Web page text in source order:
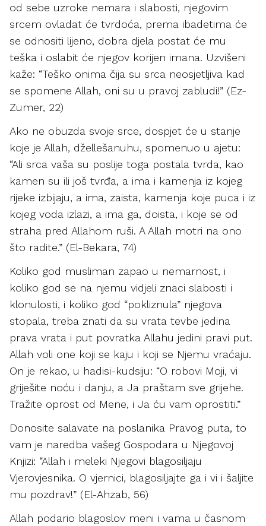
od sebe uzroke nemara i slabosti, njegovim
srcem ovladat će tvrdoća, prema ibadetima će
se odnositi lijeno, dobra djela postat će mu
teška i oslabit će njegov korijen imana. Uzvišeni
kaže: “Teško onima čija su srca neosjetljiva kad
se spomene Allah, oni su u pravoj zabludi!” (Ez-
Zumer, 22)
Ako ne obuzda svoje srce, dospjet će u stanje
koje je Allah, džellešanuhu, spomenuo u ajetu:
“Ali srca vaša su poslije toga postala tvrda, kao
kamen su ili još tvrđa, a ima i kamenja iz kojeg
rijeke izbijaju, a ima, zaista, kamenja koje puca i iz
kojeg voda izlazi, a ima ga, doista, i koje se od
straha pred Allahom ruši. A Allah motri na ono
što radite.” (El-Bekara, 74)
Koliko god musliman zapao u nemarnost, i
koliko god se na njemu vidjeli znaci slabosti i
klonulosti, i koliko god “pokliznula” njegova
stopala, treba znati da su vrata tevbe jedina
prava vrata i put povratka Allahu jedini pravi put.
Allah voli one koji se kaju i koji se Njemu vraćaju.
On je rekao, u hadisi-kudsiju: “O robovi Moji, vi
griješite noću i danju, a Ja praštam sve grijehe.
Tražite oprost od Mene, i Ja ću vam oprostiti.”
Donosite salavate na poslanika Pravog puta, to
vam je naredba vašeg Gospodara u Njegovoj
Knjizi: “Allah i meleki Njegovi blagosiljaju
Vjerovjesnika. O vjernici, blagosiljajte ga i vi i šaljite
mu pozdrav!” (El-Ahzab, 56)
Allah podario blagoslov meni i vama u časnom